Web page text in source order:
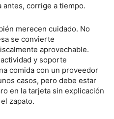
antes, corrige a tiempo.
merecen cuidado. No
se convierte
aprovechable.
y soporte
comida con un proveedor
casos, pero debe estar
en la tarjeta sin explicación
zapato.